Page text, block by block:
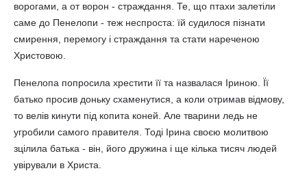
ворогами, а от ворон - страждання. Те, що птахи залетіли
саме до Пенелопи - теж неспроста: їй судилося пізнати
смирення, перемогу і страждання та стати нареченою
Христовою.
Пенелопа попросила хрестити її та назвалася Іриною. Її
батько просив доньку схаменутися, а коли отримав відмову,
то велів кинути під копита коней. Але тварини ледь не
угробили самого правителя. Тоді Ірина своєю молитвою
зцілила батька - він, його дружина і ще кілька тисяч людей
увірували в Христа.